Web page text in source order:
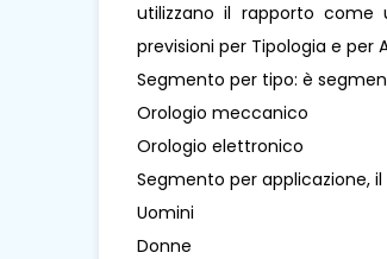
utilizzano il rapporto come
previsioni per Tipologia e per
Segmento per tipo: è
Orologio meccanico
Orologio elettronico
Segmento per applicazione,
Uomini
Donne